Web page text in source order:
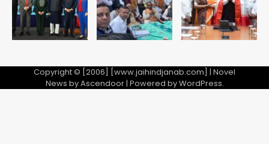
Copyright © [2006] [www.jaihindjanab.com] | Novel
News byAscendoor| Powered byWordPress.